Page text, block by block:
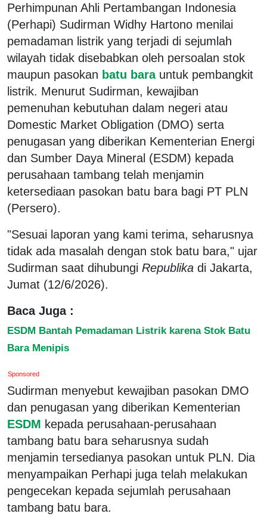
Perhimpunan Ahli Pertambangan Indonesia
(Perhapi) Sudirman Widhy Hartono menilai
pemadaman listrik yang terjadi di sejumlah
wilayah tidak disebabkan oleh persoalan stok
maupun pasokan batu bara untuk pembangkit
listrik. Menurut Sudirman, kewajiban
pemenuhan kebutuhan dalam negeri atau
Domestic Market Obligation (DMO) serta
penugasan yang diberikan Kementerian Energi
dan Sumber Daya Mineral (ESDM) kepada
perusahaan tambang telah menjamin
ketersediaan pasokan batu bara bagi PT PLN
(Persero).
"Sesuai laporan yang kami terima, seharusnya
tidak ada masalah dengan stok batu bara," ujar
Sudirman saat dihubungi Republika di Jakarta,
Jumat (12/6/2026).
Baca Juga :
ESDM Bantah Pemadaman Listrik karena Stok Batu
Bara Menipis
Sponsored
Sudirman menyebut kewajiban pasokan DMO
dan penugasan yang diberikan Kementerian
ESDM kepada perusahaan-perusahaan
tambang batu bara seharusnya sudah
menjamin tersedianya pasokan untuk PLN. Dia
menyampaikan Perhapi juga telah melakukan
pengecekan kepada sejumlah perusahaan
tambang batu bara.